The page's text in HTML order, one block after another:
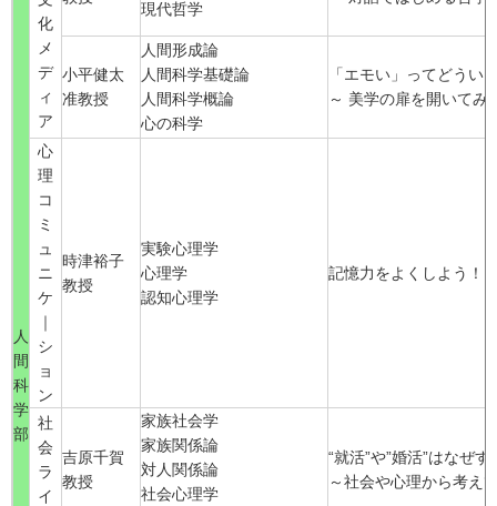
人
間
科
学
部
化
メ
デ
ィ
ア
現代哲学
小平健太
准教授
人間形成論
人間科学基礎論
人間科学概論
心の科学
「エモい」ってどうい
～ 美学の扉を開いてみ
心
理
コ
ミ
ュ
ニ
ケ
｜
シ
ョ
ン
時津裕子
教授
実験心理学
心理学
認知心理学
記憶力をよくしよう！
社
会
ラ
イ
吉原千賀
教授
家族社会学
家族関係論
対人関係論
社会心理学
“就活”や”婚活”はなぜす
～社会や心理から考え